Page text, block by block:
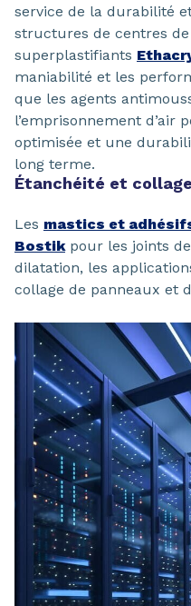
service de la durabilité
structures de centres de
superplastifiants
maniabilité et les
que les agents
l’emprisonnement d’air
optimisée et une
long terme.
Étanchéité et collage
Les mastics et
Bostikpour les joints
dilatation, les
collage de panneaux et